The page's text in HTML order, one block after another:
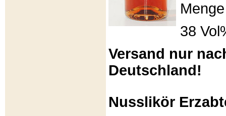
38
Versand nur
Deutschland!
Nusslikör